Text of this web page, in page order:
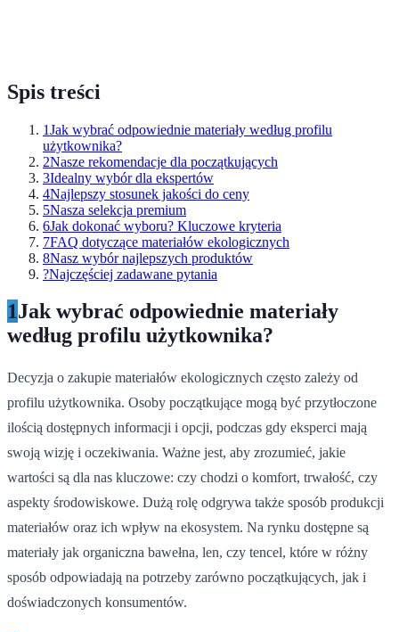
Spis treści
1Jak wybrać odpowiednie materiały według profilu
użytkownika?
2Nasze rekomendacje dla początkujących
3Idealny wybór dla ekspertów
4Najlepszy stosunek jakości do ceny
5Nasza selekcja premium
6Jak dokonać wyboru? Kluczowe kryteria
7FAQ dotyczące materiałów ekologicznych
8Nasz wybór najlepszych produktów
?Najczęściej zadawane pytania
1Jak wybrać odpowiednie materiały
według profilu użytkownika?
Decyzja o zakupie materiałów ekologicznych często zależy od
profilu użytkownika. Osoby początkujące mogą być przytłoczone
ilością dostępnych informacji i opcji, podczas gdy eksperci mają
swoją wizję i oczekiwania. Ważne jest, aby zrozumieć, jakie
wartości są dla nas kluczowe: czy chodzi o komfort, trwałość, czy
aspekty środowiskowe. Dużą rolę odgrywa także sposób produkcji
materiałów oraz ich wpływ na ekosystem. Na rynku dostępne są
materiały jak organiczna bawełna, len, czy tencel, które w różny
sposób odpowiadają na potrzeby zarówno początkujących, jak i
doświadczonych konsumentów.